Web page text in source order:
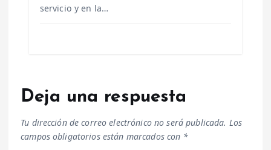
servicio y en la…
Deja una respuesta
Tu dirección de correo electrónico no será publicada. Los
campos obligatorios están marcados con *